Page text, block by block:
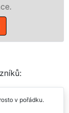
v pořádku.